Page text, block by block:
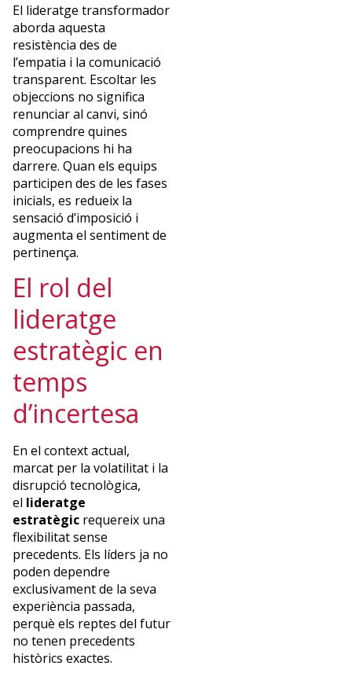
El lideratge transformador
aborda aquesta
resistència des de
l’empatia i la comunicació
transparent. Escoltar les
objeccions no significa
renunciar al canvi, sinó
comprendre quines
preocupacions hi ha
darrere. Quan els equips
participen des de les fases
inicials, es redueix la
sensació d’imposició i
augmenta el sentiment de
pertinença.
El rol del
lideratge
estratègic en
temps
d’incertesa
En el context actual,
marcat per la volatilitat i la
disrupció tecnològica,
el lideratge
estratègic requereix una
flexibilitat sense
precedents. Els líders ja no
poden dependre
exclusivament de la seva
experiència passada,
perquè els reptes del futur
no tenen precedents
històrics exactes.